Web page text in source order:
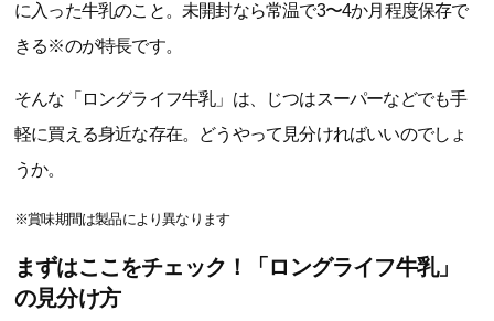
に入った牛乳のこと。未開封なら常温で3〜4か月程度保存で
きる※のが特長です。
そんな「ロングライフ牛乳」は、じつはスーパーなどでも手
軽に買える身近な存在。どうやって見分ければいいのでしょ
うか。
※賞味期間は製品により異なります
まずはここをチェック！「ロングライフ牛乳」
の見分け方